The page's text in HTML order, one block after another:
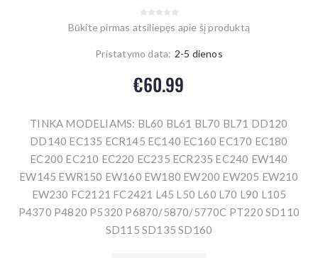
Būkite pirmas atsiliepęs apie šį produktą
Pristatymo data: 2-5 dienos
€60.99
TINKA MODELIAMS: BL60 BL61 BL70 BL71 DD120
DD140 EC135 ECR145 EC140 EC160 EC170 EC180
EC200 EC210 EC220 EC235 ECR235 EC240 EW140
EW145 EWR150 EW160 EW180 EW200 EW205 EW210
EW230 FC2121 FC2421 L45 L50 L60 L70 L90 L105
P4370 P4820 P5320 P6870/5870/5770C PT220 SD110
SD115 SD135 SD160